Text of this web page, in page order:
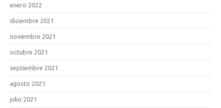
enero 2022
diciembre 2021
noviembre 2021
octubre 2021
septiembre 2021
agosto 2021
julio 2021